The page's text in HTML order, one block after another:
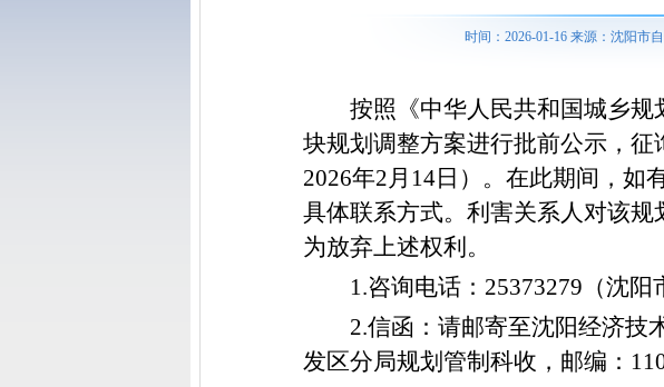
时间：2026-01-16 来源：沈阳市
按照《中华人民共和国城乡
块规划调整方案进行批前公示，
2026年2月 14日）。在此期间，如
具体联系方式。利害关系人对该
为放弃上述权利。
1.咨询电话：25373279（沈阳
2.信函：请邮寄至沈阳经济技
发区分局规划管制科收，邮编：